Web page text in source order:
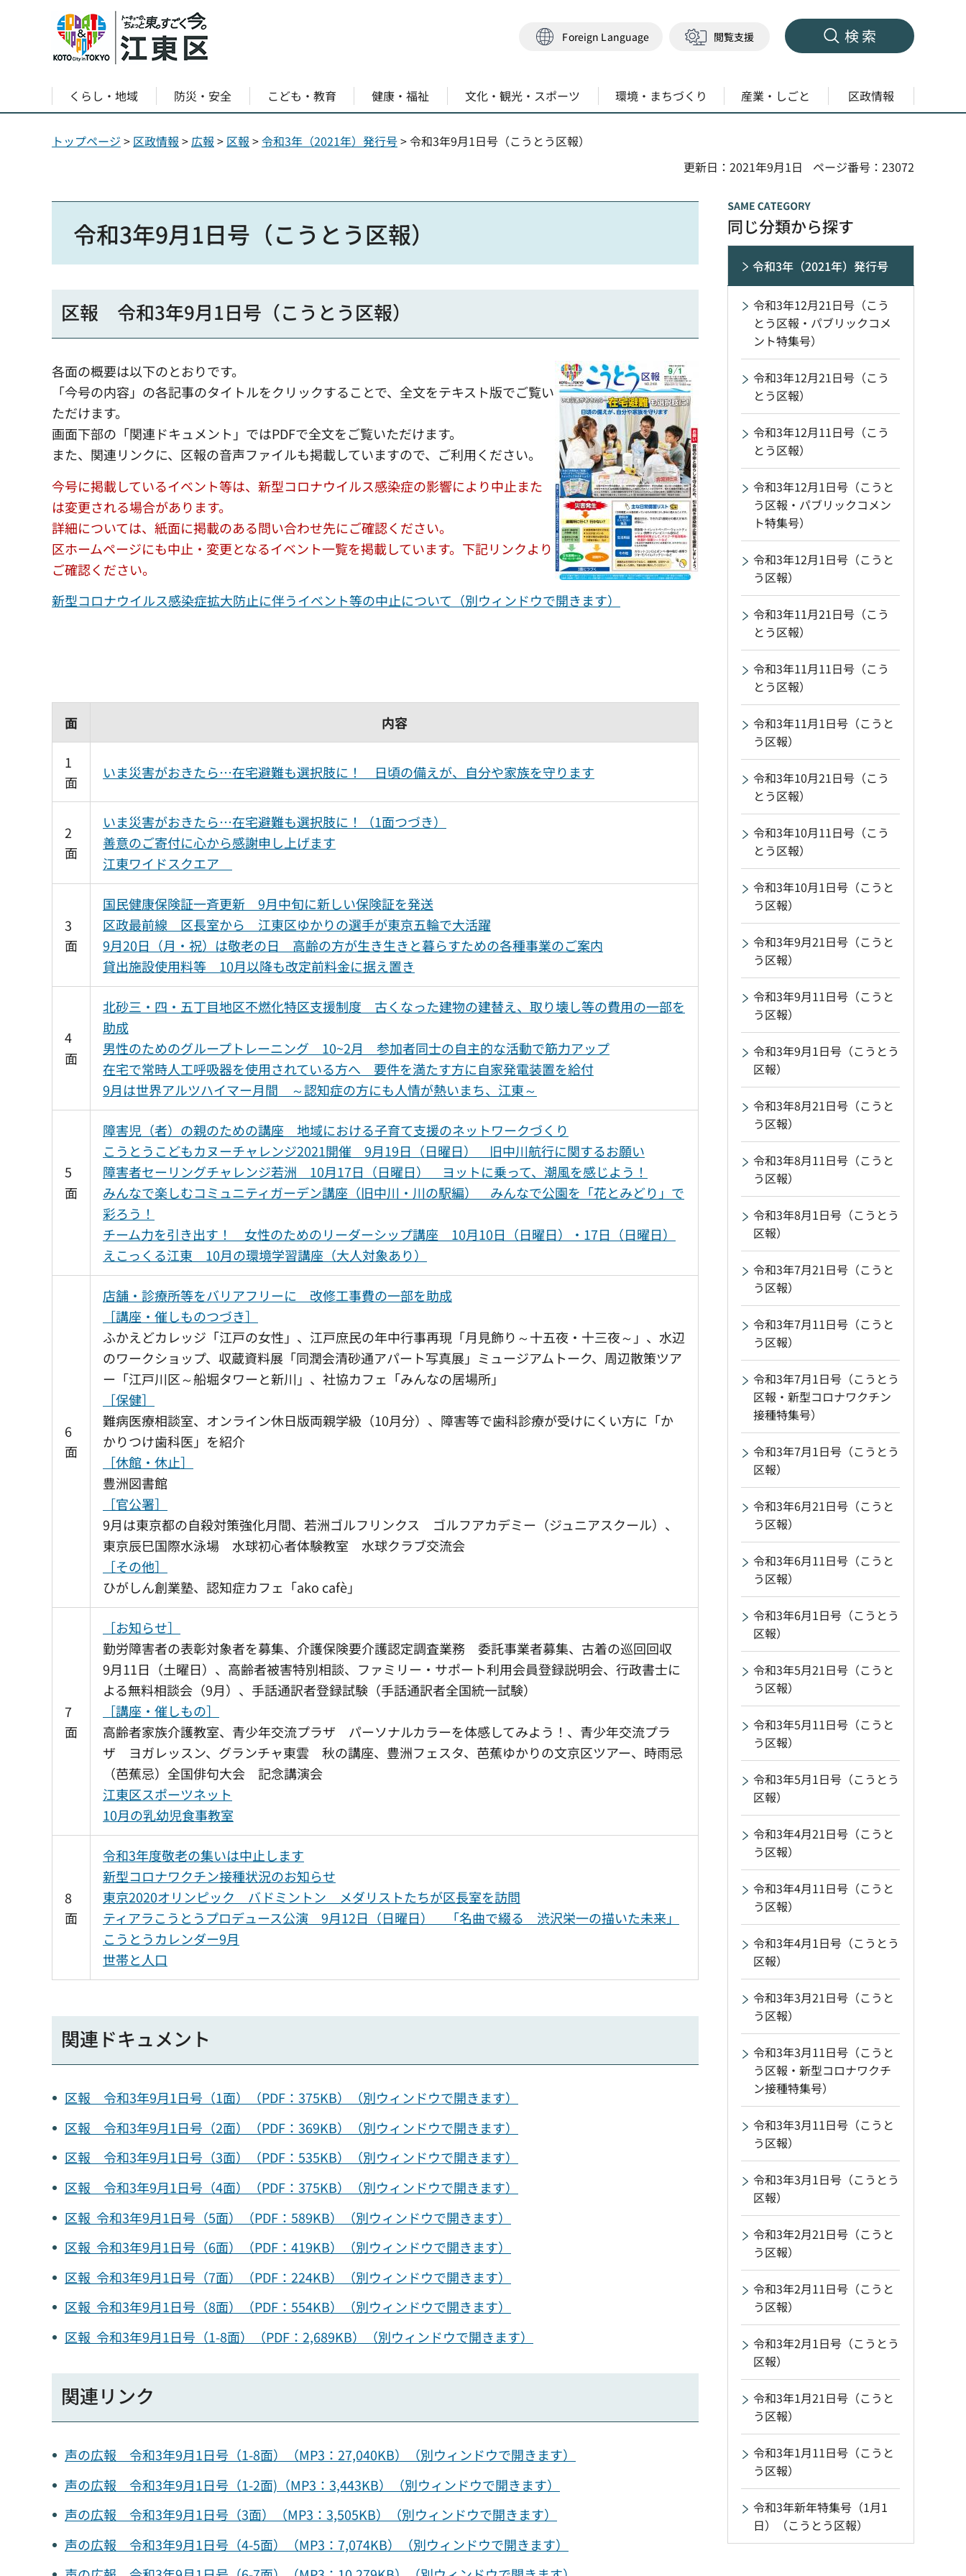
Foreign Language 閲覧支援 検索
くらし・地域 防災・安全 こども・教育 健康・福祉 文化・観光・スポーツ 環境・まちづくり 産業・しごと 区政情報
トップページ > 区政情報 > 広報 > 区報 >令和3年（2021年）発行号> 令和3年9月1日号（こうとう区報）
更新日：2021年9月1日
ページ番号：23072
令和3年9月1日号（こうとう区報）
区報 令和3年9月1日号（こうとう区報）
各面の概要は以下のとおりです。
「今号の内容」の各記事のタイトルをクリックすることで、全文をテキスト版でご覧い
ただけます。
画面下部の「関連ドキュメント」ではPDFで全文をご覧いただけます。
また、関連リンクに、区報の音声ファイルも掲載していますので、ご利用ください。
今号に掲載しているイベント等は、新型コロナウイルス感染症の影響により中止また
は変更される場合があります。
詳細については、紙面に掲載のある問い合わせ先にご確認ください。
区ホームページにも中止・変更となるイベント一覧を掲載しています。下記リンクより
ご確認ください。
新型コロナウイルス感染症拡大防止に伴うイベント等の中止について（別ウィンドウで開きます）
面 内容
1
面
いま災害がおきたら…在宅避難も選択肢に！ 日頃の備えが、自分や家族を守ります
2
面
いま災害がおきたら…在宅避難も選択肢に！（1面つづき）
善意のご寄付に心から感謝申し上げます
江東ワイドスクエア
3
面
国民健康保険証一斉更新 9月中旬に新しい保険証を発送
区政最前線 区長室から 江東区ゆかりの選手が東京五輪で大活躍
9月20日（月・祝）は敬老の日 高齢の方が生き生きと暮らすための各種事業のご案内
貸出施設使用料等 10月以降も改定前料金に据え置き
4
面
北砂三・四・五丁目地区不燃化特区支援制度 古くなった建物の建替え、取り壊し等の費用の一部を
助成
男性のためのグループトレーニング 10~2月 参加者同士の自主的な活動で筋力アップ
在宅で常時人工呼吸器を使用されている方へ 要件を満たす方に自家発電装置を給付
9月は世界アルツハイマー月間 ～認知症の方にも人情が熱いまち、江東～
5
面
障害児（者）の親のための講座 地域における子育て支援のネットワークづくり
こうとうこどもカヌーチャレンジ2021開催 9月19日（日曜日） 旧中川航行に関するお願い
障害者セーリングチャレンジ若洲 10月17日（日曜日） ヨットに乗って、潮風を感じよう！
みんなで楽しむコミュニティガーデン講座（旧中川・川の駅編） みんなで公園を「花とみどり」で
彩ろう！
チーム力を引き出す！ 女性のためのリーダーシップ講座 10月10日（日曜日）・17日（日曜日）
えこっくる江東 10月の環境学習講座（大人対象あり）
6
面
店舗・診療所等をバリアフリーに 改修工事費の一部を助成
［講座・催しものつづき］
ふかえどカレッジ「江戸の女性」、江戸庶民の年中行事再現「月見飾り～十五夜・十三夜～」、水辺
のワークショップ、収蔵資料展「同潤会清砂通アパート写真展」ミュージアムトーク、周辺散策ツア
ー「江戸川区～船堀タワーと新川」、社協カフェ「みんなの居場所」
［保健］
難病医療相談室、オンライン休日版両親学級（10月分）、障害等で歯科診療が受けにくい方に「か
かりつけ歯科医」を紹介
［休館・休止］
豊洲図書館
［官公署］
9月は東京都の自殺対策強化月間、若洲ゴルフリンクス ゴルフアカデミー（ジュニアスクール）、
東京辰巳国際水泳場 水球初心者体験教室 水球クラブ交流会
［その他］
ひがしん創業塾、認知症カフェ「ako cafè」
7
面
［お知らせ］
勤労障害者の表彰対象者を募集、介護保険要介護認定調査業務 委託事業者募集、古着の巡回回収
9月11日（土曜日）、高齢者被害特別相談、ファミリー・サポート利用会員登録説明会、行政書士に
よる無料相談会（9月）、手話通訳者登録試験（手話通訳者全国統一試験）
［講座・催しもの］
高齢者家族介護教室、青少年交流プラザ パーソナルカラーを体感してみよう！、青少年交流プラ
ザ ヨガレッスン、グランチャ東雲 秋の講座、豊洲フェスタ、芭蕉ゆかりの文京区ツアー、時雨忌
（芭蕉忌）全国俳句大会 記念講演会
江東区スポーツネット
10月の乳幼児食事教室
8
面
令和3年度敬老の集いは中止します
新型コロナワクチン接種状況のお知らせ
東京2020オリンピック バドミントン メダリストたちが区長室を訪問
ティアラこうとうプロデュース公演 9月12日（日曜日） 「名曲で綴る 渋沢栄一の描いた未来」
こうとうカレンダー9月
世帯と人口
関連ドキュメント
区報 令和3年9月1日号（1面）（PDF：375KB）（別ウィンドウで開きます）
区報 令和3年9月1日号（2面）（PDF：369KB）（別ウィンドウで開きます）
区報 令和3年9月1日号（3面）（PDF：535KB）（別ウィンドウで開きます）
区報 令和3年9月1日号（4面）（PDF：375KB）（別ウィンドウで開きます）
区報 令和3年9月1日号（5面）（PDF：589KB）（別ウィンドウで開きます）
区報 令和3年9月1日号（6面）（PDF：419KB）（別ウィンドウで開きます）
区報 令和3年9月1日号（7面）（PDF：224KB）（別ウィンドウで開きます）
区報 令和3年9月1日号（8面）（PDF：554KB）（別ウィンドウで開きます）
区報 令和3年9月1日号（1-8面）（PDF：2,689KB）（別ウィンドウで開きます）
関連リンク
声の広報 令和3年9月1日号（1-8面）（MP3：27,040KB）（別ウィンドウで開きます）
声の広報 令和3年9月1日号（1-2面)（MP3：3,443KB）（別ウィンドウで開きます）
声の広報 令和3年9月1日号（3面）（MP3：3,505KB）（別ウィンドウで開きます）
声の広報 令和3年9月1日号（4-5面）（MP3：7,074KB）（別ウィンドウで開きます）
同じ分類から探す
令和3年（2021年）発行号
令和3年12月21日号（こう
とう区報・パブリックコメ
ント特集号）
令和3年12月21日号（こう
とう区報）
令和3年12月11日号（こう
とう区報）
令和3年12月1日号（こうと
う区報・パブリックコメン
ト特集号）
令和3年12月1日号（こうと
う区報）
令和3年11月21日号（こう
とう区報）
令和3年11月11日号（こう
とう区報）
令和3年11月1日号（こうと
う区報）
令和3年10月21日号（こう
とう区報）
令和3年10月11日号（こう
とう区報）
令和3年10月1日号（こうと
う区報）
令和3年9月21日号（こうと
う区報）
令和3年9月11日号（こうと
う区報）
令和3年9月1日号（こうとう
区報）
令和3年8月21日号（こうと
う区報）
令和3年8月11日号（こうと
う区報）
令和3年8月1日号（こうとう
区報）
令和3年7月21日号（こうと
う区報）
令和3年7月11日号（こうと
う区報）
令和3年7月1日号（こうとう
区報・新型コロナワクチン
接種特集号）
令和3年7月1日号（こうとう
区報）
令和3年6月21日号（こうと
う区報）
令和3年6月11日号（こうと
う区報）
令和3年6月1日号（こうとう
区報）
令和3年5月21日号（こうと
う区報）
令和3年5月11日号（こうと
う区報）
令和3年5月1日号（こうとう
区報）
令和3年4月21日号（こうと
う区報）
令和3年4月11日号（こうと
う区報）
令和3年4月1日号（こうとう
区報）
令和3年3月21日号（こうと
う区報）
令和3年3月11日号（こうと
う区報・新型コロナワクチ
ン接種特集号）
令和3年3月11日号（こうと
う区報）
令和3年3月1日号（こうとう
区報）
令和3年2月21日号（こうと
う区報）
令和3年2月11日号（こうと
う区報）
令和3年2月1日号（こうとう
区報）
令和3年1月21日号（こうと
う区報）
令和3年1月11日号（こうと
う区報）
令和3年新年特集号（1月1
日）（こうとう区報）